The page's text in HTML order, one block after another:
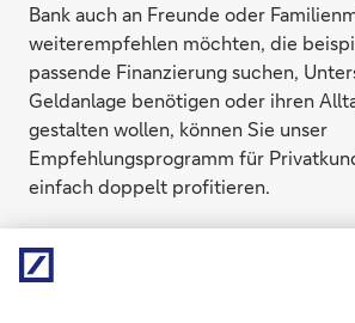
DEUTER Rucksack STEPOUT
Bank auch an Freunde oder
weiterempfehlen möchten, die
passende Finanzierung suchen,
Geldanlage benötigen oder ihren
gestalten wollen, können Sie unser
Empfehlungsprogramm für
einfach doppelt profitieren.